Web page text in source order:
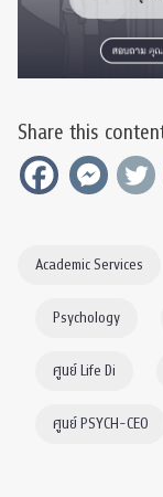
Share this
Academic Services
Psychology
ศูนย์ Life Di
ศูนย์ PSYCH-CEO